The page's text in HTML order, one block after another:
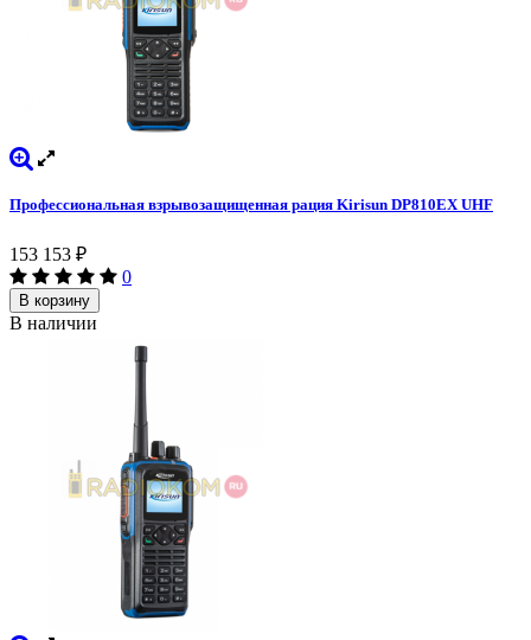
Профессиональная взрывозащищенная рация Kirisun DP810EХ UHF
153 153 ₽
0
В корзину
В наличии